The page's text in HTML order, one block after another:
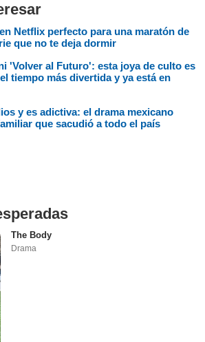
Netflix perfecto para una maratón de
que no te deja dormir
'Volver al Futuro': esta joya de culto es
tiempo más divertida y ya está en
y es adictiva: el drama mexicano
que sacudió a todo el país
The Body
Drama